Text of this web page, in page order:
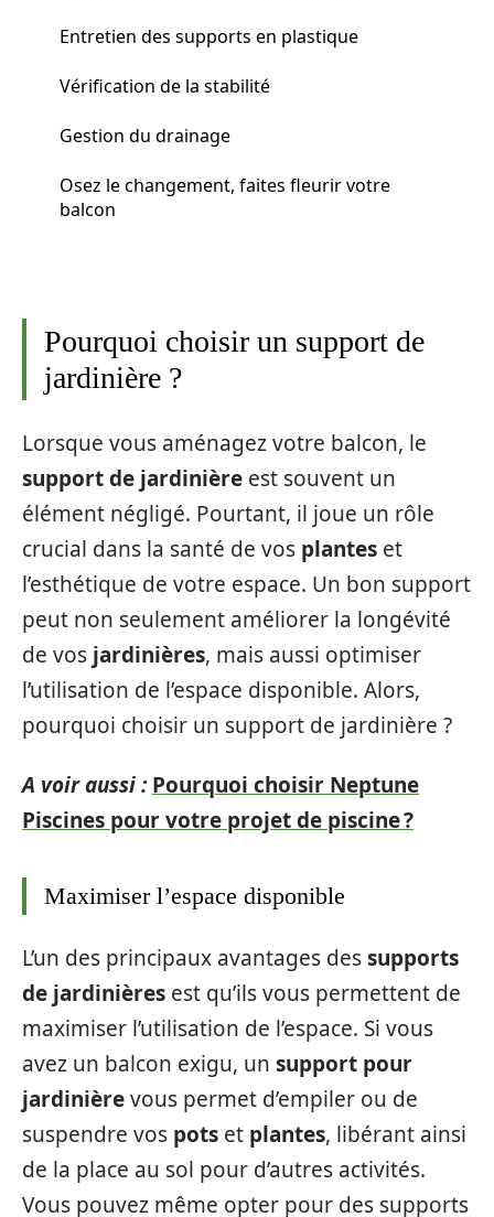
Entretien des supports en plastique
Vérification de la stabilité
Gestion du drainage
Osez le changement, faites fleurir votre
balcon
Pourquoi choisir un support de
jardinière ?
Lorsque vous aménagez votre balcon, le
support de jardinière est souvent un
élément négligé. Pourtant, il joue un rôle
crucial dans la santé de vos plantes et
l’esthétique de votre espace. Un bon support
peut non seulement améliorer la longévité
de vos jardinières, mais aussi optimiser
l’utilisation de l’espace disponible. Alors,
pourquoi choisir un support de jardinière ?
A voir aussi : Pourquoi choisir Neptune
Piscines pour votre projet de piscine ?
Maximiser l’espace disponible
L’un des principaux avantages dessupports
de jardinières est qu’ils vous permettent de
maximiser l’utilisation de l’espace. Si vous
avez un balcon exigu, un support pour
jardinièrevous permet d’empiler ou de
suspendre vos pots et plantes, libérant ainsi
de la place au sol pour d’autres activités.
Vous pouvez même opter pour des supports